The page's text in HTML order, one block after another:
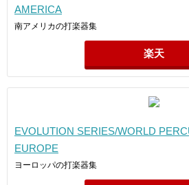
AMERICA
南アメリカの打楽器集
楽天
EVOLUTION SERIES/WORLD
EUROPE
ヨーロッパの打楽器集